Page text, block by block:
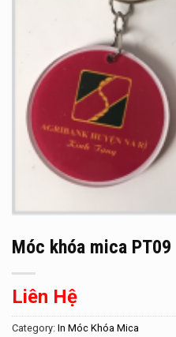
Móc khóa mica PT09
Liên Hệ
Category: In Móc Khóa Mica